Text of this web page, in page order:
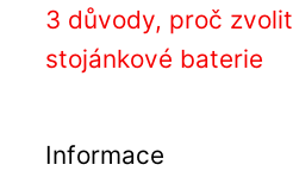
3 důvody, proč zvolit
stojánkové baterie
Informace